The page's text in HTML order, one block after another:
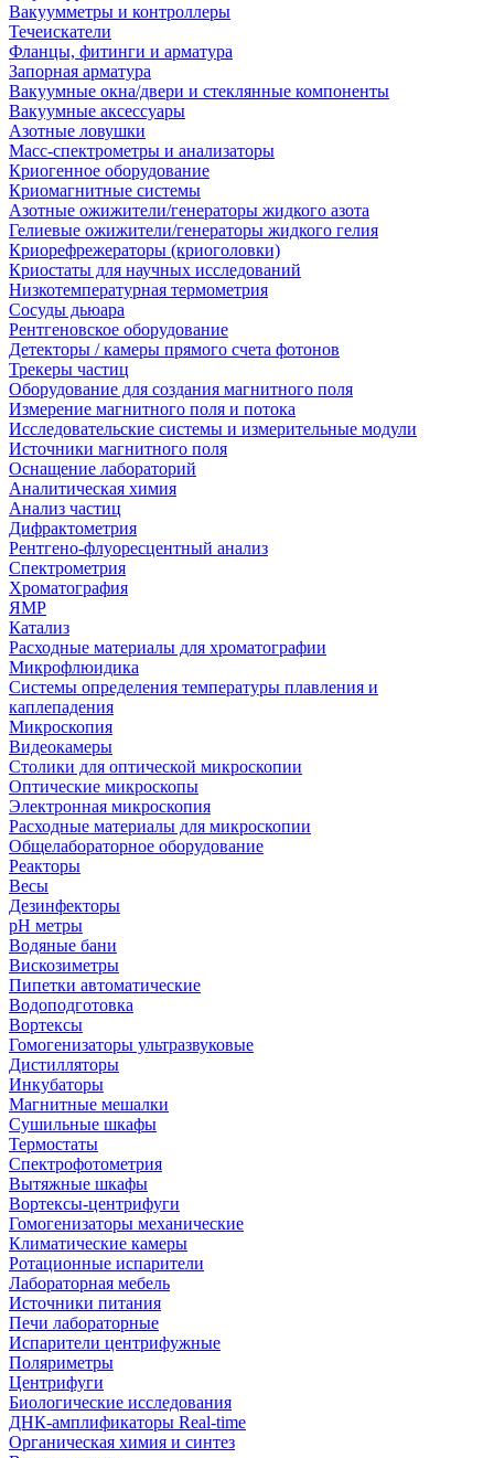
Вакуумметры и контроллеры
Течеискатели
Фланцы, фитинги и арматура
Запорная арматура
Вакуумные окна/двери и стеклянные компоненты
Вакуумные аксессуары
Азотные ловушки
Масс-спектрометры и анализаторы
Криогенное оборудование
Криомагнитные системы
Азотные ожижители/генераторы жидкого азота
Гелиевые ожижители/генераторы жидкого гелия
Криорефрежераторы (криоголовки)
Криостаты для научных исследований
Низкотемпературная термометрия
Сосуды дьюара
Рентгеновское оборудование
Детекторы / камеры прямого счета фотонов
Трекеры частиц
Оборудование для создания магнитного поля
Измерение магнитного поля и потока
Исследовательские системы и измерительные модули
Источники магнитного поля
Оснащение лабораторий
Аналитическая химия
Анализ частиц
Дифрактометрия
Рентгено-флуоресцентный анализ
Спектрометрия
Хроматография
ЯМР
Катализ
Расходные материалы для хроматографии
Микрофлюидика
Системы определения температуры плавления и
каплепадения
Микроскопия
Видеокамеры
Столики для оптической микроскопии
Оптические микроскопы
Электронная микроскопия
Расходные материалы для микроскопии
Общелабораторное оборудование
Реакторы
Весы
Дезинфекторы
рН метры
Водяные бани
Вискозиметры
Пипетки автоматические
Водоподготовка
Вортексы
Гомогенизаторы ультразвуковые
Дистилляторы
Инкубаторы
Магнитные мешалки
Сушильные шкафы
Термостаты
Спектрофотометрия
Вытяжные шкафы
Вортексы-центрифуги
Гомогенизаторы механические
Климатические камеры
Ротационные испарители
Лабораторная мебель
Источники питания
Печи лабораторные
Испарители центрифужные
Поляриметры
Центрифуги
Биологические исследования
ДНК-амплификаторы Real-time
Органическая химия и синтез